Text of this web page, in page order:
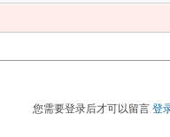
您需要登录后才可以留言 登